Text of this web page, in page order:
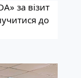
за візит
до